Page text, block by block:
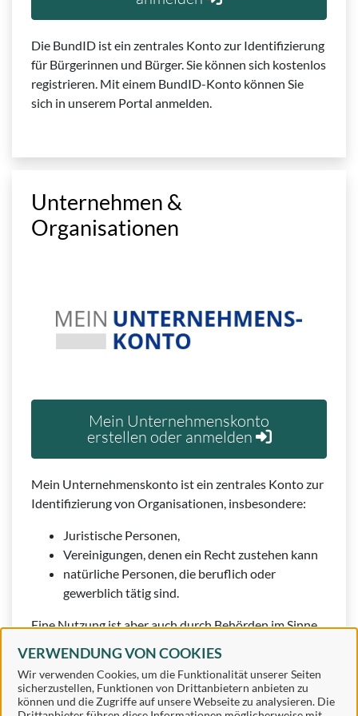
VERWENDUNG VON COOKIES
Wir verwenden Cookies, um die Funktionalität unserer Seiten
sicherzustellen, Funktionen von Drittanbietern anbieten zu
können und die Zugriffe auf unsere Webseite zu analysieren. Die
Die BundID ist ein zentrales Konto zur Identifizierung
für Bürgerinnen und Bürger. Sie können sich kostenlos
registrieren. Mit einem BundID-Konto können Sie
sich in unserem Portal anmelden.
Unternehmen &
Organisationen
Mein Unternehmenskonto
erstellen oder anmelden
Mein Unternehmenskonto ist ein zentrales Konto zur
Identifizierung von Organisationen, insbesondere:
Juristische Personen,
Vereinigungen, denen ein Recht zustehen kann
natürliche Personen, die beruflich oder
gewerblich tätig sind.
Eine Nutzung ist aber auch durch Behörden im Sinne
möglich.